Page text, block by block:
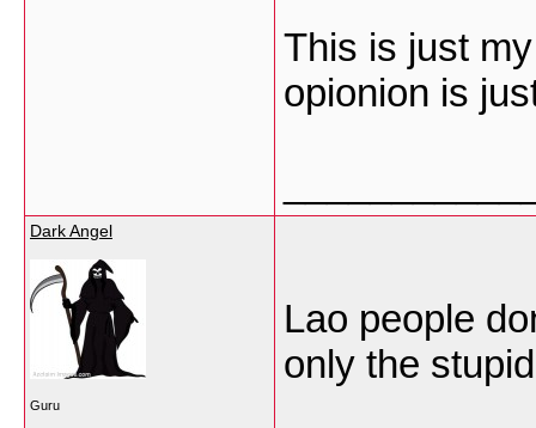
This is just
opionion is
Dark Angel
Guru
Lao people
only the